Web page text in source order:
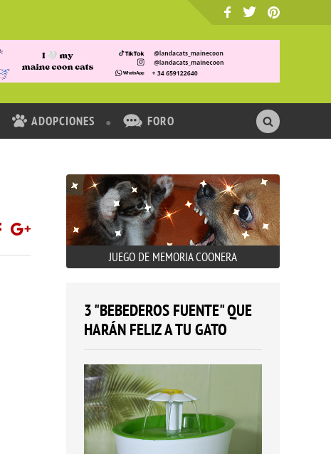
ADOPCIONES FORO
JUEGO DE MEMORIA COONERA
3 "BEBEDEROS FUENTE" QUE
HARÁN FELIZ A TU GATO